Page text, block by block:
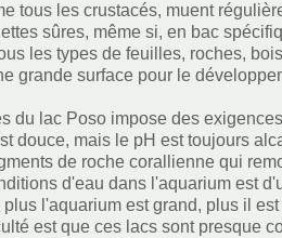
tous les crustacés, muent
sûres, même si, en bac
les types de feuilles, roches,
grande surface pour le
du lac Poso impose des
douce, mais le pH est toujours
de roche corallienne qui
d'eau dans l'aquarium est
l'aquarium est grand, plus il
est que ces lacs sont presque